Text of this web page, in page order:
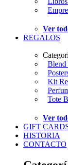
Ver
REGALOS
Blend
Kit
Tote
Ver
GIFT
HISTORIA
CONTACTO